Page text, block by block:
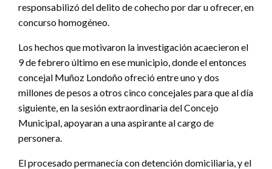
responsabilizó del delito de cohecho por dar u ofrecer, en
concurso homogéneo.
Los hechos que motivaron la investigación acaecieron el
9 de febrero último en ese municipio, donde el entonces
concejal Muñoz Londoño ofreció entre uno y dos
millones de pesos a otros cinco concejales para que al día
siguiente, en la sesión extraordinaria del Concejo
Municipal, apoyaran a una aspirante al cargo de
personera.
El procesado permanecía con detención domiciliaria, y el